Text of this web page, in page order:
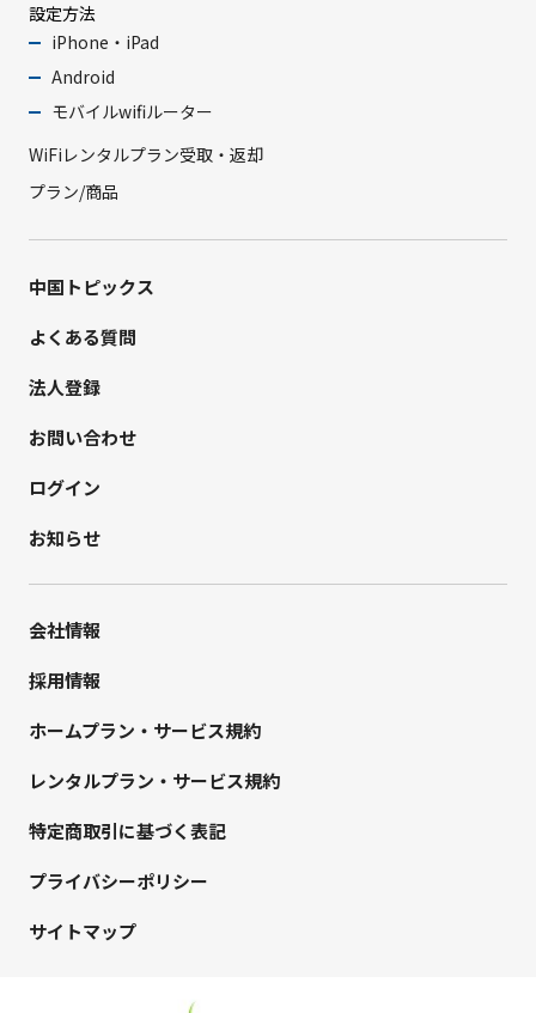
設定方法
iPhone・iPad
Android
モバイルwifiルーター
WiFiレンタルプラン受取・返却
プラン/商品
中国トピックス
よくある質問
法人登録
お問い合わせ
ログイン
お知らせ
会社情報
採用情報
ホームプラン・サービス規約
レンタルプラン・サービス規約
特定商取引に基づく表記
プライバシーポリシー
サイトマップ